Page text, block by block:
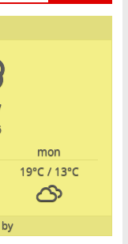
mon
19°C/ 13°C